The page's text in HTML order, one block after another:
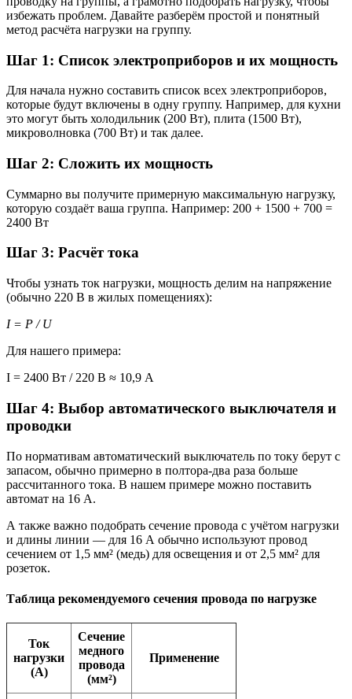
избежать проблем. Давайте разберём простой и понятный
метод расчёта нагрузки на группу.
Шаг 1: Список электроприборов и их мощность
Для начала нужно составить список всех электроприборов,
которые будут включены в одну группу. Например, для кухни
это могут быть холодильник (200 Вт), плита (1500 Вт),
микроволновка (700 Вт) и так далее.
Шаг 2: Сложить их мощность
Суммарно вы получите примерную максимальную нагрузку,
которую создаёт ваша группа. Например: 200 + 1500 + 700 =
2400 Вт
Шаг 3: Расчёт тока
Чтобы узнать ток нагрузки, мощность делим на напряжение
(обычно 220 В в жилых помещениях):
I = P / U
Для нашего примера:
I = 2400 Вт / 220 В ≈ 10,9 А
Шаг 4: Выбор автоматического выключателя и
проводки
По нормативам автоматический выключатель по току берут с
запасом, обычно примерно в полтора-два раза больше
рассчитанного тока. В нашем примере можно поставить
автомат на 16 А.
А также важно подобрать сечение провода с учётом нагрузки
и длины линии — для 16 А обычно используют провод
сечением от 1,5 мм² (медь) для освещения и от 2,5 мм² для
розеток.
Таблица рекомендуемого сечения провода по нагрузке
Ток
нагрузки
(А)
Сечение
медного
провода
(мм²)
Применение